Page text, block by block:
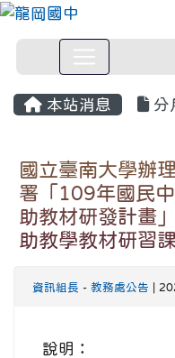
本站消息 分
國立臺南大學辦
署「109年國民
助教材研發計畫
助教學教材研習
資訊組長 - 教務處公告 |
說明：